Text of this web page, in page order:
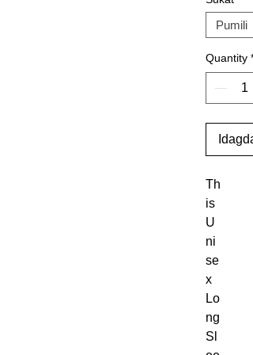
Quantity *
Th
is
U
ni
se
x
Lo
ng
Sl